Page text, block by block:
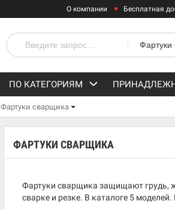
О компании Бесплатная
ПО КАТЕГОРИЯМ
Фартуки сварщика
ФАРТУКИ СВАРЩИКА
Фартуки сварщика защищают грудь,
сварке и резке. В каталоге 5